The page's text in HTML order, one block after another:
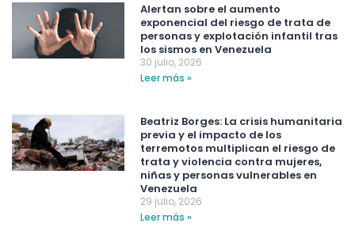
Alertan sobre el aumento
exponencial del riesgo de trata de
personas y explotación infantil tras
los sismos en Venezuela
30 julio, 2026
Leer más »
Beatriz Borges: La crisis humanitaria
previa y el impacto de los
terremotos multiplican el riesgo de
trata y violencia contra mujeres,
niñas y personas vulnerables en
Venezuela
29 julio, 2026
Leer más »